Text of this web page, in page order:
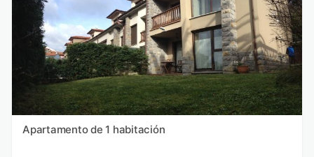
Apartamento de 1 habitación